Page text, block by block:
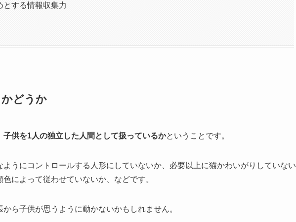
とする情報収集力
どうか
子供を1人の独立した人間として扱っているかということです。
うにコントロールする人形にしていないか、必要以上に猫かわいがりしていない
によって従わせていないか、などです。
ら子供が思うように動かないかもしれません。